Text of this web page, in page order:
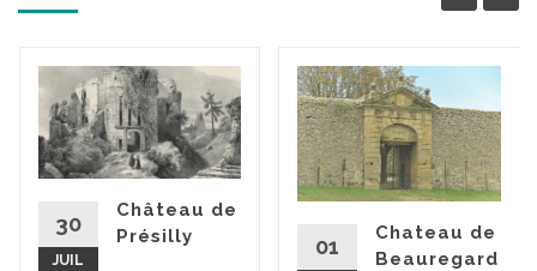
30
JUIL
Château de
Présilly
01
Chateau de
Beauregard